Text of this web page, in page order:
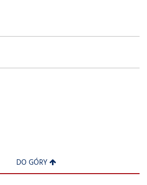
DO GÓRY